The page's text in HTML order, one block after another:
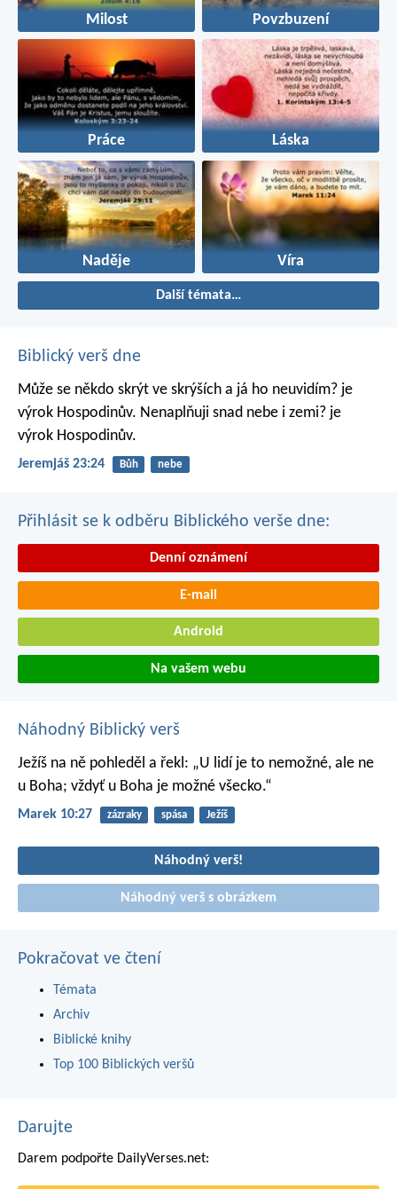
Milost Povzbuzení
Práce Láska
Naděje Víra
Další témata…
Biblický verš dne
Může se někdo skrýt ve skrýších a já ho neuvidím? je
výrok Hospodinův. Nenaplňuji snad nebe i zemi? je
výrok Hospodinův.
Jeremjáš 23:24 Bůh nebe
Přihlásit se k odběru Biblického verše dne:
Denní oznámení
E-mail
Android
Na vašem webu
Náhodný Biblický verš
Ježíš na ně pohleděl a řekl: „U lidí je to nemožné, ale ne
u Boha; vždyť u Boha je možné všecko.“
Marek 10:27 zázraky spása Ježíš
Náhodný verš!
Náhodný verš s obrázkem
Pokračovat ve čtení
Témata
Archiv
Biblické knihy
Top 100 Biblických veršů
Darujte
Darem podpořte DailyVerses.net: